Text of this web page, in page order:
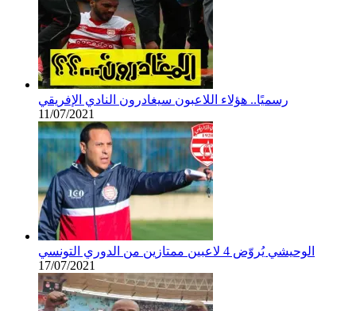
رسميًا.. هؤلاء اللاعبون سيغادرون النادي الإفريقي
11/07/2021
الوحيشي يُروّض 4 لاعبين ممتازين من الدوري التونسي
17/07/2021